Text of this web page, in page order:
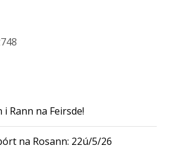
Rann na Feirsde!
na Rosann: 22ú/5/26